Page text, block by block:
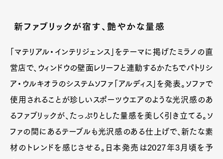
新ファブリックが宿す、艶やかな量感
「マテリアル・インテリジェンス」をテーマに掲げたミラノの直
営店で、ウィンドウの壁面レリーフと連動するかたちでパトリシ
ア・ウルキオラのシステムソファ「アルディス」を発表。ソファで
使用されることが珍しいスポーツウエアのような光沢感のあ
るファブリックが、たっぷりとした量感を美しく引き立てる。ソ
ファの間にあるテーブルも光沢感のある仕上げで、新たな素
材のトレンドを感じさせる。日本発売は2027年3月頃を予